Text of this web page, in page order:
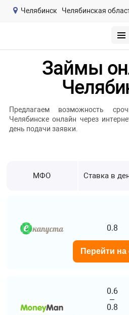
Челябинск Челябинская
Займы
Предлагаем возможность
Челябинске онлайн через
день подачи заявки.
МФО Ставка в
0.8
Перейти на
0.6
–
0.8